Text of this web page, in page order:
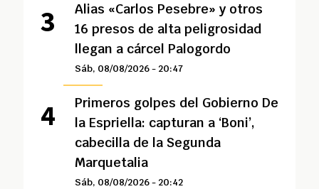
Alias «Carlos Pesebre» y otros
16 presos de alta peligrosidad
llegan a cárcel Palogordo
Sáb, 08/08/2026 - 20:47
Primeros golpes del Gobierno De
la Espriella: capturan a ‘Boni’,
cabecilla de la Segunda
Marquetalia
Sáb, 08/08/2026 - 20:42